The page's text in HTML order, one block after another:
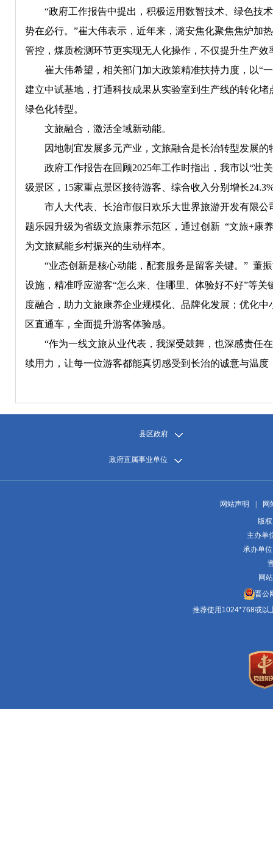
“政府工作报告中提出，积极运用数智技术、绿色技
势在必行。”崔大伟表示，近年来，潞安焦化聚焦焦炉加
管控，煤质检测环节更实现无人化操作，不仅提升生产
崔大伟希望，相关部门加大政策精准扶持力度，以“
建立中试基地，打通科技成果从实验室到生产线的转化
绿色化转型。
文旅融合，激活全域新动能。
因地制宜发展多元产业，文旅融合是长治转型发展
政府工作报告在回顾2025年工作时指出，我市以“壮
级景区，15家重点景区接待游客、综合收入分别增长
市人大代表、长治市假日欢乐大世界旅游开发有限
题乐园升级为省级文旅康养示范区，通过创新 “文旅+康
为文旅赋能乡村振兴的生动样本。
“业态创新是核心动能，配套服务是留客关键。” 董
设施，精准呼应游客“怎么来、住哪里、体验好不好”等
度融合，助力文旅康养企业规模化、品牌化发展；优化
区直通车，全面提升游客体验感。
“作为一线文旅从业代表，我深受鼓舞，也深感责任
续用力，让每一位游客都能真切感受到长治的诚意与温
县区政府
政府直属事业单位
网站声明
网
版
主办单
承办单
网
晋公
推荐使用1024*768或以